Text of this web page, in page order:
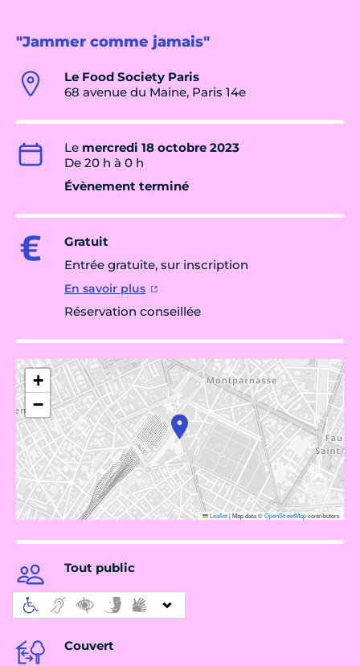
"Jammer comme jamais"
Le Food Society Paris
68 avenue du Maine, Paris 14e
Le mercredi 18 octobre 2023
De 20 h à 0 h
Évènement terminé
Gratuit
Entrée gratuite, sur inscription
En savoir plus
Réservation conseillée
+
−
Leaflet|Map data ©OpenStreetMapcontributors
Tout public
Couvert